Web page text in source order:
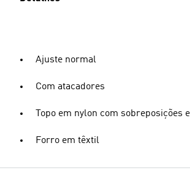
Ajuste normal
Com atacadores
Topo em nylon com sobreposições
Forro em têxtil